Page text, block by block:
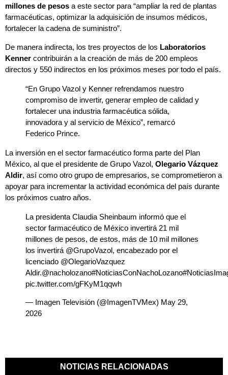
millones de pesos a este sector para “ampliar la red de plantas
farmacéuticas, optimizar la adquisición de insumos médicos,
fortalecer la cadena de suministro”.
De manera indirecta, los tres proyectos de los Laboratorios
Kenner contribuirán a la creación de más de 200 empleos
directos y 550 indirectos en los próximos meses por todo el país.
“En Grupo Vazol y Kenner refrendamos nuestro
compromiso de invertir, generar empleo de calidad y
fortalecer una industria farmacéutica sólida,
innovadora y al servicio de México”, remarcó
Federico Prince.
La inversión en el sector farmacéutico forma parte del Plan
México, al que el presidente de Grupo Vazol, Olegario Vázquez
Aldir, así como otro grupo de empresarios, se comprometieron a
apoyar para incrementar la actividad económica del país durante
los próximos cuatro años.
La presidenta Claudia Sheinbaum informó que el
sector farmacéutico de México invertirá 21 mil
millones de pesos, de estos, más de 10 mil millones
los invertirá @GrupoVazol, encabezado por el
licenciado @OlegarioVazquez
Aldir.@nacholozano#NoticiasConNachoLozano
pic.twitter.com/gFKyM1qqwh
— Imagen Televisión (@ImagenTVMex) May 29,
2026
NOTICIAS RELACIONADAS